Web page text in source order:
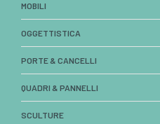
MOBILI
OGGETTISTICA
PORTE & CANCELLI
QUADRI & PANNELLI
SCULTURE